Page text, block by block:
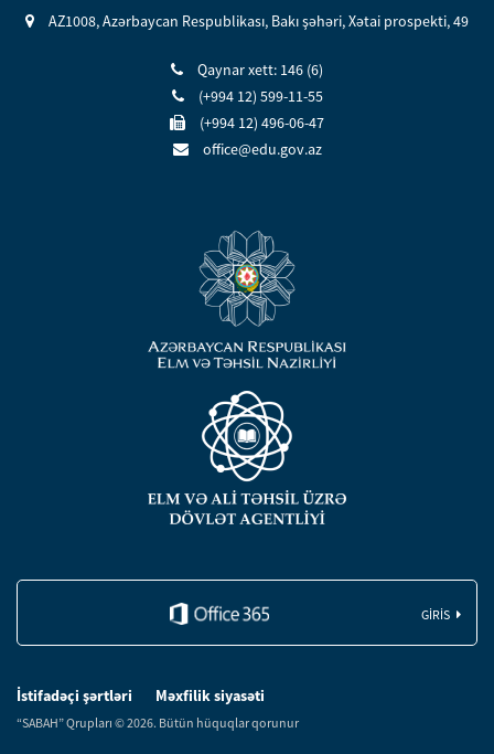
AZ1008, Azərbaycan Respublikası, Bakı şəhəri, Xətai prospekti, 49
Qaynar xett: 146 (6)
(+994 12) 599-11-55
(+994 12) 496-06-47
office@edu.gov.az
GIRIS
İstifadəçi şərtləri Məxfilik siyasəti
“SABAH” Qrupları © 2026. Bütün hüquqlar qorunur